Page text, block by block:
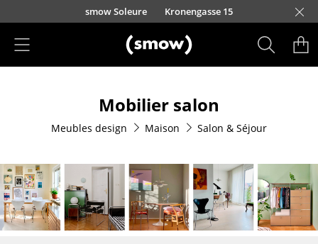
Accéder directement au contenu
smow Soleure Kronengasse 15
Chaises de cuisine & salle à manger
Canapés
Fauteuils
Fauteuils lounge
Mobilier salon
Meubles design Maison Salon & Séjour